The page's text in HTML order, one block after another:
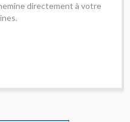
directement à votre